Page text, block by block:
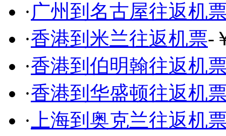
·广州到名古屋往返机
·香港到米兰往返机票-
·香港到伯明翰往返机
·香港到华盛顿往返机
· 上海到奥克兰往返机